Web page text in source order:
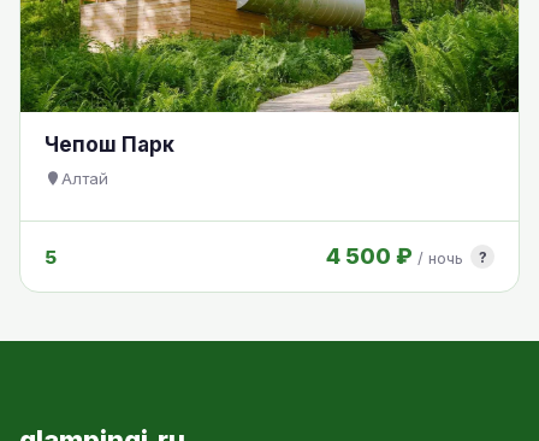
Чепош Парк
Алтай
5 4 500 ₽ / ночь ?